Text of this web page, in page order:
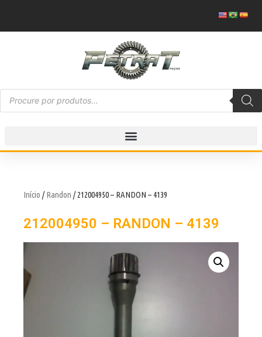
Início /Randon / 212004950 – RANDON – 4139
212004950 – RANDON – 4139